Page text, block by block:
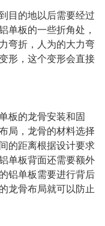
目的地以后需要经过
单板的一些折角处，
弯折，人为的大力弯
形，这个变形会直接
板的龙骨安装和固
局，龙骨的材料选择
的距离根据设计要求
单板背面还需要额外
铝单板需要进行背后
龙骨布局就可以防止